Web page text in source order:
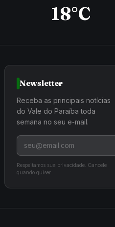
18°C
Newsletter
Receba as principais notícias
do Vale do Paraíba toda
semana no seu e-mail.
Respeitamos sua privacidade. Cancele
quando quiser.